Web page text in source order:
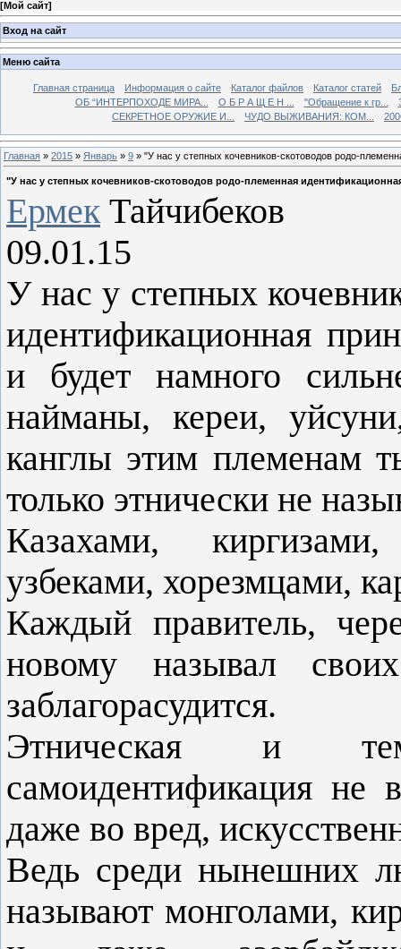
[Мой сайт]
Вход на сайт
Меню сайта
Главная страница Информация о сайте Каталог файлов Каталог статей
ОБ “ИНТЕРПОХОДЕ МИРА...
О Б Р А Щ Е Н ... "Обращение к гр...
СЕКРЕТНОЕ ОРУЖИЕ И...
ЧУДО ВЫЖИВАНИЯ: КОМ...
Главная » 2015 » Январь » 9 » "У нас у степных кочевников-скотоводов родо-
"У нас у степных кочевников-скотоводов родо-племенная
Ермек Тайчибеков
09.01.15
У нас у степных
идентификационная
и будет намного
найманы, кереи,
канглы этим племенам
только этнически не
Казахами,
узбеками, хорезмцами,
Каждый правитель,
новому называл
заблагорасудится.
Этническая и
самоидентификация не
даже во вред,
Ведь среди нынешних
называют монголами,